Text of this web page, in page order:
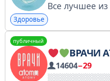
Здоровье
публичный
ВРАЧИ
14604−29